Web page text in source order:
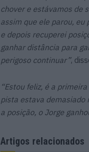
chover e estávamos de
assim que ele parou, eu
e depois recuperei
ganhar distância para
perigoso continuar”,
“Estou feliz, é a
pista estava demasiado
a posição, o Jorge
Artigos relacionados